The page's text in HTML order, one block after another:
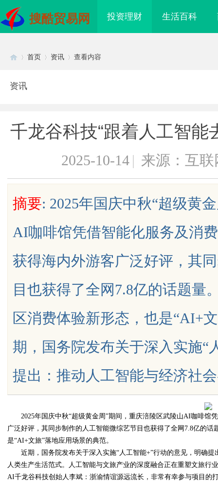
搜酷贸易网 投资理财 生活百科
uz
首页 资讯 查看内容
资讯
千龙谷科技“跟着人工智能
2025-10-14 | 来源：互联
摘要: 2025年国庆中秋“超级黄
AI咖啡馆凭借智能化服务及消
获得海内外游客广泛好评，其
目也获得了全网7.8亿的话题量
区消费体验新形态，也是“AI+
期，国务院发布关于深入实施“
提出：推动人工智能与经济社
2025年国庆中秋“超级黄金周”期间，重庆涪陵区武陵山AI咖啡馆
广泛好评，其同步制作的人工智能微综艺节目也获得了全网7.8亿的
是“AI+文旅”落地应用场景的典范。
近期，国务院发布关于深入实施“人工智能+”行动的意见，明确提
人类生产生活范式。人工智能与文旅产业的深度融合正在重塑文旅行
AI千龙谷科技创始人李斌：浙渝情谊源远流长，非常有幸参与项目的
后的故事与应用